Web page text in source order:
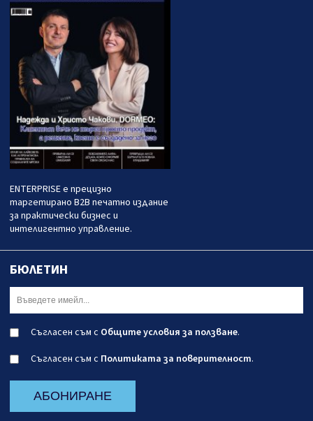
ENTERPRISE е прецизно
таргетирано B2B печатно издание
за практически бизнес и
интелигентно управление.
БЮЛЕТИН
Съгласен съм с Общите условия за ползване.
Съгласен съм с Политиката за поверителност.
АБОНИРАНЕ